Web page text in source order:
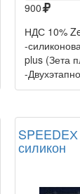
900
НДС 10%
-
plus (Зета
-
силикон